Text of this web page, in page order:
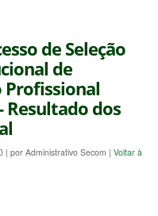
de Seleção
de
Profissional
Resultado dos
| por Administrativo Secom | Voltar à